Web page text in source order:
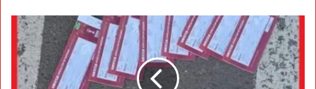
توقيف
شخص
متورط
في
المضاربة